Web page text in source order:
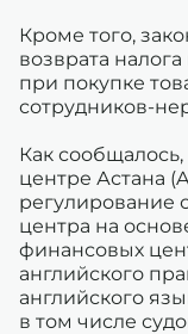
Кроме того,
возврата
при покупке
сотрудников-
Как
центре Астана
регулирование
центра на
финансовых
английского
английского
в том числе